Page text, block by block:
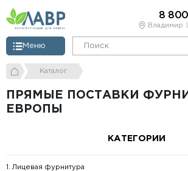
Владимир
Меню
8
Каталог
ПРЯМЫЕ ПОСТАВКИ
ЕВРОПЫ
КАТЕГОРИИ
1. Лицевая фурнитура